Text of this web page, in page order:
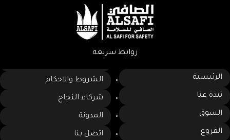
روابط سريعه
الرئيسية
نبذة عنا
السوق
الفروع
الشروط والاحكام
شركاء النجاح
المدونة
اتصل بنا